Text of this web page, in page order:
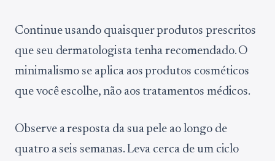
Continue usando quaisquer produtos prescritos
que seu dermatologista tenha recomendado. O
minimalismo se aplica aos produtos cosméticos
que você escolhe, não aos tratamentos médicos.
Observe a resposta da sua pele ao longo de
quatro a seis semanas. Leva cerca de um ciclo